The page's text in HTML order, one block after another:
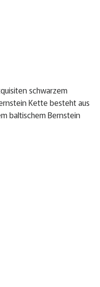
schwarzem
Kette besteht aus
baltischem Bernstein